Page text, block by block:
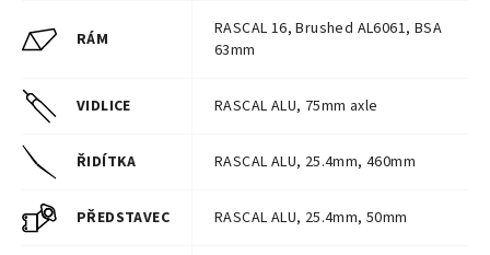
RÁM
RASCAL 16, Brushed AL6061, BSA
63mm
VIDLICE RASCAL ALU, 75mm axle
ŘIDÍTKA RASCAL ALU, 25.4mm, 460mm
PŘEDSTAVEC RASCAL ALU, 25.4mm, 50mm